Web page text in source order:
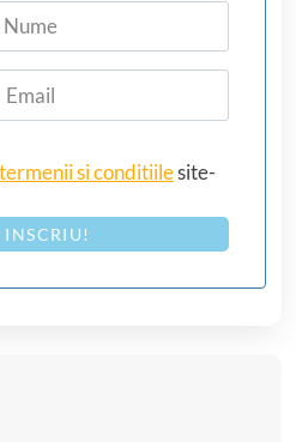
termenii si conditiilesite-